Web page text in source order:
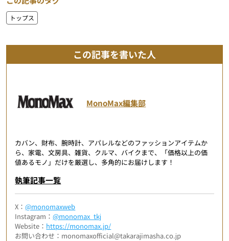
トップス
この記事を書いた人
MonoMax編集部
カバン、財布、腕時計、アパレルなどのファッションアイテムか
ら、家電、文房具、雑貨、クルマ、バイクまで、「価格以上の価
値あるモノ」だけを厳選し、多角的にお届けします！
執筆記事一覧
X：@monomaxweb
Instagram：@monomax_tkj
Website： https://monomax.jp/
お問い合わせ：monomaxofficial@takarajimasha.co.jp